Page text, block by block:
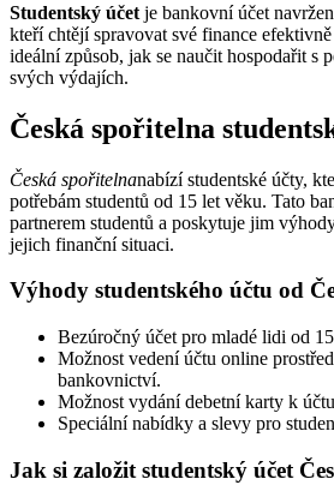
Studentský účet je bankovní účet
kteří chtějí spravovat své finance efektivně
ideální způsob, jak se naučit hospodařit s
svých výdajích.
Česká spořitelna
Česká spořitelnanabízí studentské účty,
potřebám studentů od 15 let věku. Tato
partnerem studentů a poskytuje jim
jejich finanční situaci.
Výhody studentského účtu od
Bezúročný účet pro mladé lidi od
Možnost vedení účtu online
bankovnictví.
Možnost vydání debetní karty k
Speciální nabídky a slevy pro
Jak si založit studentský účet